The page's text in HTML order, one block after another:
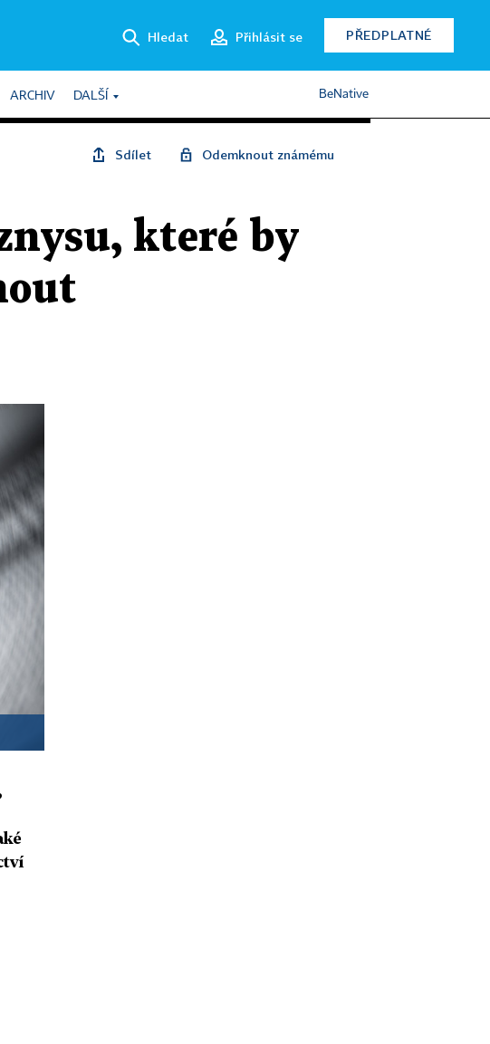
Hledat Přihlásit se PŘEDPLATNÉ
ARCHIV DALŠÍ BeNative
Sdílet Odemknout známému
které by